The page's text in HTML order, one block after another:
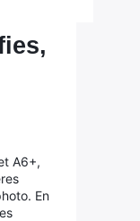
A6+,
En